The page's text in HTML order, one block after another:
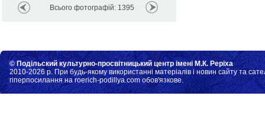
Всього фотографій: 1395
© Подільский культурно-просвітницький центр імені М.К. Реріха
2010-2026 р. При будь-якому використанні матеріалів і новин сайту та
гіперпосилання на roerich-podillya.com обов'язкове.